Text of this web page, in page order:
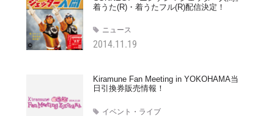
2014.11.19
着うた(R)・着うたフル(R)配信決定！
ニュース
Kiramune Fan Meeting in YOKOHAMA当
日引換券販売情報！
イベント・ライブ